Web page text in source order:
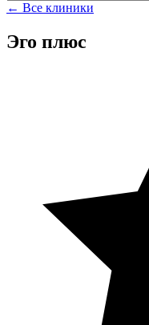
← Все клиники
Эго плюс